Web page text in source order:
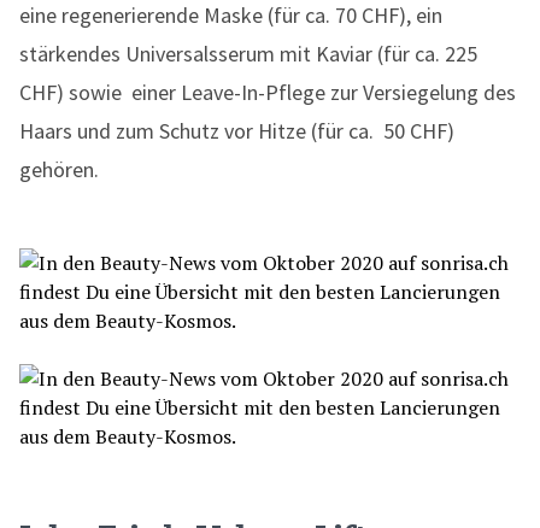
eine regenerierende Maske (für ca. 70 CHF), ein
stärkendes Universalsserum mit Kaviar (für ca. 225
CHF) sowie einer Leave-In-Pflege zur Versiegelung des
Haars und zum Schutz vor Hitze (für ca. 50 CHF)
gehören.